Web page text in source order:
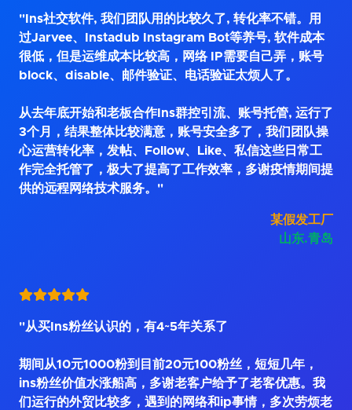
"Ins社交软件, 我们团队用的比较久了, 转化率不错。用
过Jarvee、Instadub Instagram Bot等养号, 软件成本
很低，但是运维成本比较高，网络 IP需要自己弄，账号
block、disable、邮件验证、电话验证太烦人了。
从去年底开始和老板合作Ins群控引流、账号托管, 运行了
3个月，结果整体比较满意，账号安全多了，我们团队操
心运营转化率，发帖、Follow、Like、私信这些日常工
作完全托管了，极大了提高了工作效率，多谢疫情期间提
供的远程网络技术服务。"
某假发工厂
山东.青岛
"从买Ins粉丝认识的，有4~5年关系了
期间从10元1000粉到目前20元100粉丝，短短几年，
ins粉丝价值水涨船高，多谢老客户给予了老客优惠。我
们运行的外贸比较多，遇到的网络和ip事情，多次劳烦老